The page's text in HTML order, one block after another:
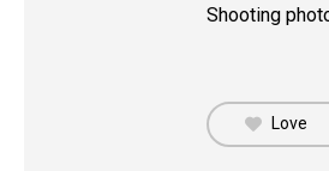
Shooting
Love